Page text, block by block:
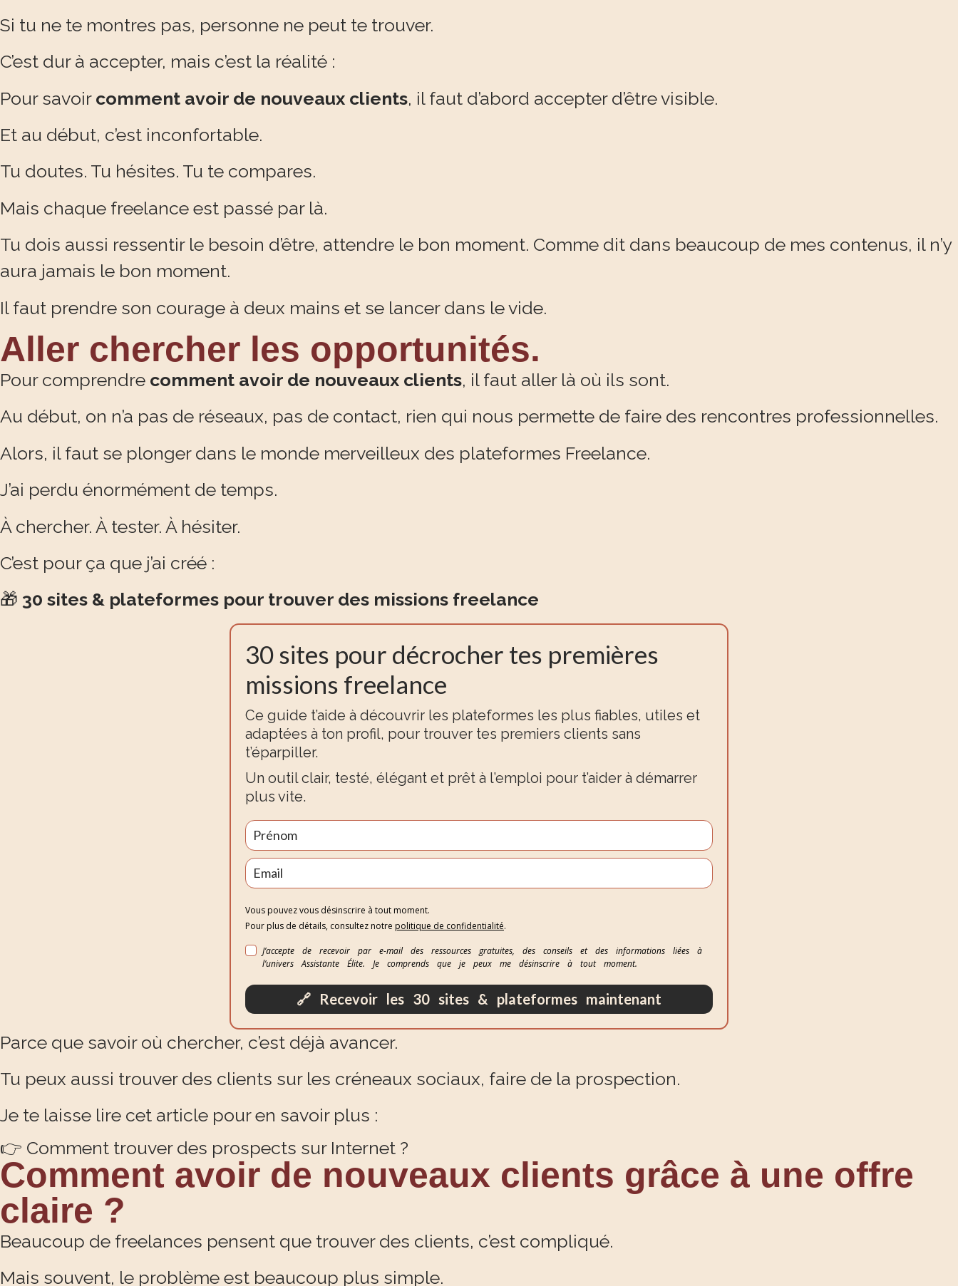
Si tu ne te montres pas, personne ne peut te trouver.
C’est dur à accepter, mais c’est la réalité :
Pour savoir comment avoir de nouveaux clients, il faut d’abord accepter d’être visible.
Et au début, c’est inconfortable.
Tu doutes. Tu hésites. Tu te compares.
Mais chaque freelance est passé par là.
Tu dois aussi ressentir le besoin d’être, attendre le bon moment. Comme dit dans beaucoup de mes contenus, il n’y
aura jamais le bon moment.
Il faut prendre son courage à deux mains et se lancer dans le vide.
Aller chercher les opportunités.
Pour comprendre comment avoir de nouveaux clients, il faut aller là où ils sont.
Au début, on n’a pas de réseaux, pas de contact, rien qui nous permette de faire des rencontres professionnelles.
Alors, il faut se plonger dans le monde merveilleux des plateformes Freelance.
J’ai perdu énormément de temps.
À chercher. À tester. À hésiter.
C’est pour ça que j’ai créé :
🎁 30 sites & plateformes pour trouver des missions freelance
30 sites pour décrocher tes premières
missions freelance
Ce guide t’aide à découvrir les plateformes les plus fiables, utiles et
adaptées à ton profil, pour trouver tes premiers clients sans
t’éparpiller.
Un outil clair, testé, élégant et prêt à l’emploi pour t’aider à démarrer
plus vite.
Vous pouvez vous désinscrire à tout moment.
Pour plus de détails, consultez notre politique de confidentialité.
J’accepte de recevoir par e-mail des ressources gratuites, des conseils et des informations liées à
l’univers Assistante Élite. Je comprends que je peux me désinscrire à tout moment.
🔗 Recevoir les 30 sites & plateformes maintenant
Parce que savoir où chercher, c’est déjà avancer.
Tu peux aussi trouver des clients sur les créneaux sociaux, faire de la prospection.
Je te laisse lire cet article pour en savoir plus :
👉 Comment trouver des prospects sur Internet ?
Comment avoir de nouveaux clients grâce à une offre
claire ?
Beaucoup de freelances pensent que trouver des clients, c’est compliqué.
Mais souvent, le problème est beaucoup plus simple.